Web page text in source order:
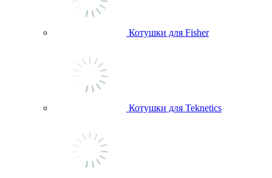
Котушки для Fisher
Котушки для Teknetics